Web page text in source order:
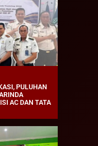
PULUHAN
AC DAN TATA